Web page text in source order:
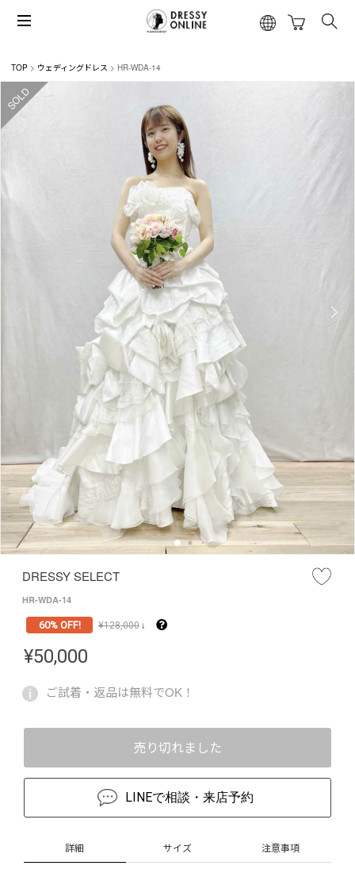
TOP ウェディングドレス HR-WDA-14
DRESSY SELECT
HR-WDA-14
¥128,000↓
60% OFF!
¥50,000
ご試着・返品は無料でOK！
売り切れました
LINEで相談・来店予約
詳細 サイズ 注意事項